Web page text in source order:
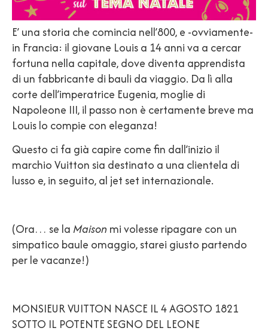
E’ una storia che comincia nell’800, e -ovviamente-
in Francia: il giovane Louis a 14 anni va a cercar
fortuna nella capitale, dove diventa apprendista
di un fabbricante di bauli da viaggio. Da lì alla
corte dell’imperatrice Eugenia, moglie di
Napoleone III, il passo non è certamente breve ma
Louis lo compie con eleganza!
Questo ci fa già capire come fin dall’inizio il
marchio Vuitton sia destinato a una clientela di
lusso e, in seguito, al jet set internazionale.
(Ora… se laMaison mi volesse ripagare con un
simpatico baule omaggio, starei giusto partendo
per le vacanze!)
MONSIEUR VUITTON NASCE IL 4 AGOSTO 1821
SOTTO IL POTENTE SEGNO DEL LEONE